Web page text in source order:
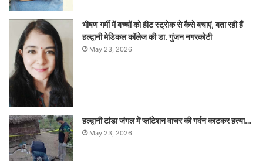
भीषण गर्मी में बच्चों को हीट स्ट्रोक से कैसे बचाएं, बता रही हैं
हल्द्वानी मेडिकल कॉलेज की डा. गुंजन नगरकोटी
May 23, 2026
हल्द्वानी टांडा जंगल में प्लांटेशन वाचर की गर्दन काटकर हत्या…
May 23, 2026